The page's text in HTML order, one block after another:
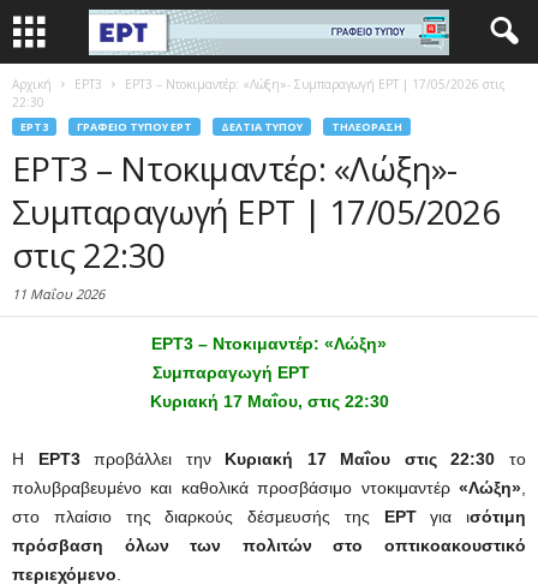
Αρχική EΡΤ3
ΕΡΤ3 – Ντοκιμαντέρ: «Λώξη»- Συμπαραγωγή ΕΡΤ | 17/05/2026 στις
22:30
EΡΤ3 ΓΡΑΦΕΊΟ ΤΎΠΟΥ ΕΡΤ ΔΕΛΤΊΑ ΤΎΠΟΥ ΤΗΛΕΌΡΑΣΗ
ΕΡΤ3 – Ντοκιμαντέρ: «Λώξη»-
Συμπαραγωγή ΕΡΤ | 17/05/2026
στις 22:30
11 Μαΐου 2026
ΕΡΤ3 – Ντοκιμαντέρ: «Λώξη»
Συμπαραγωγή ΕΡΤ
Κυριακή 17 Μαΐου, στις 22:30
Η ΕΡΤ3προβάλλει την Κυριακή 17 Μαΐου στις 22:30 το
πολυβραβευμένο και καθολικά προσβάσιμο ντοκιμαντέρ «Λώξη»
στο πλαίσιο της διαρκούς δέσμευσής της ΕΡΤγια ισότιμη
πρόσβαση όλων των πολιτών στο οπτικοακουστικό
περιεχόμενο